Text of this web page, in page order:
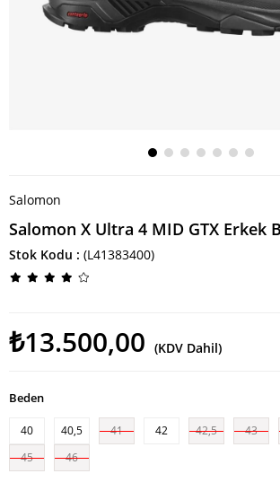
Salomon
Salomon X Ultra 4 MID GTX Erkek
Stok Kodu (L41383400)
₺13.500,00 (KDV Dahil)
Beden
40 40,5 41 42 42,5 43
45
46